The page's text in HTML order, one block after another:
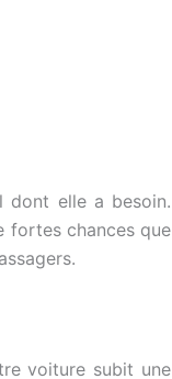
dont elle a besoin.
fortes chances que
voiture subit une